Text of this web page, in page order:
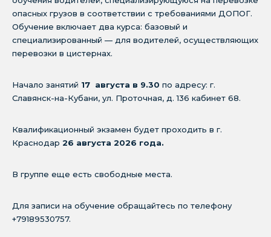
опасных грузов в соответствии с требованиями ДОПОГ.
Обучение включает два курса: базовый и
специализированный — для водителей, осуществляющих
перевозки в цистернах.
Начало занятий 17 августа в 9.30 по адресу: г.
Славянск-на-Кубани, ул. Проточная, д. 136 кабинет 68.
Квалификационный экзамен будет проходить в г.
Краснодар 26 августа 2026 года.
В группе еще есть свободные места.
Для записи на обучение обращайтесь по телефону
+79189530757.